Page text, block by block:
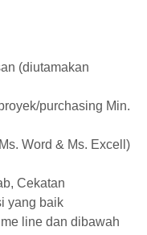
(diutamakan
purchasing Min.
Word & Ms. Excell)
Cekatan
yang baik
line dan dibawah